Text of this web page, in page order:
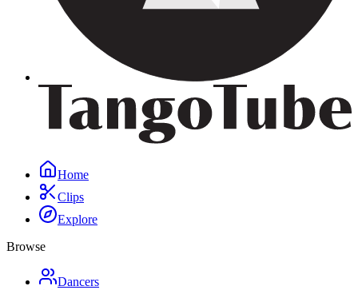
Home
Clips
Explore
Browse
Dancers